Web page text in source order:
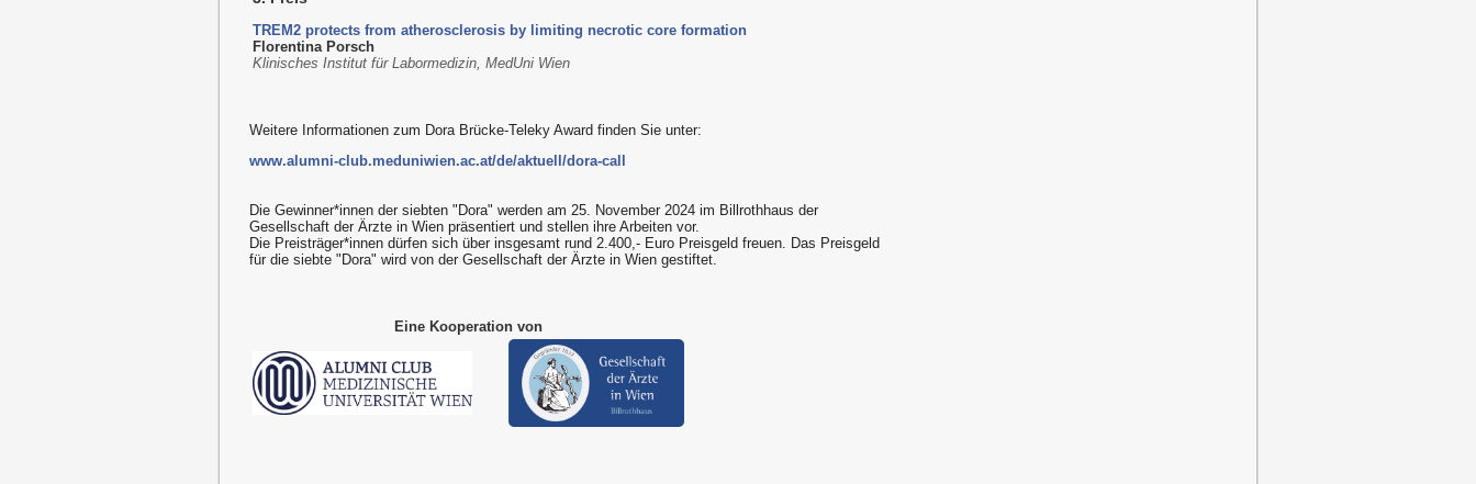
TREM2 protects from atherosclerosis by limiting necrotic core formation
Florentina Porsch
Klinisches Institut für Labormedizin, MedUni Wien
Weitere Informationen zum Dora Brücke-Teleky Award finden Sie unter:
www.alumni-club.meduniwien.ac.at/de/aktuell/dora-call
Die Gewinner*innen der siebten "Dora" werden am 25. November 2024 im Billrothhaus der
Gesellschaft der Ärzte in Wien präsentiert und stellen ihre Arbeiten vor.
Die Preisträger*innen dürfen sich über insgesamt rund 2.400,- Euro Preisgeld freuen. Das Preisgeld
für die siebte "Dora" wird von der Gesellschaft der Ärzte in Wien gestiftet.
Eine Kooperation von